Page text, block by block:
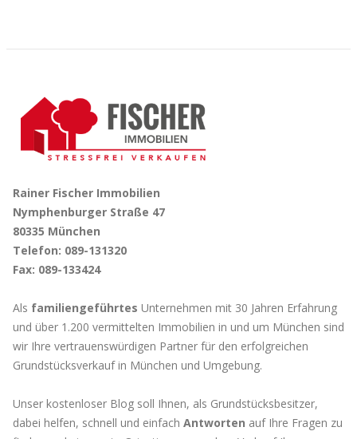
Rainer Fischer Immobilien
Nymphenburger Straße 47
80335 München
Telefon: 089-131320
Fax: 089-133424
Als familiengeführtes Unternehmen mit 30 Jahren Erfahrung
und über 1.200 vermittelten Immobilien in und um München sind
wir Ihre vertrauenswürdigen Partner für den erfolgreichen
Grundstücksverkauf in München und Umgebung.
Unser kostenloser Blog soll Ihnen, als Grundstücksbesitzer,
dabei helfen, schnell und einfach Antworten auf Ihre Fragen zu